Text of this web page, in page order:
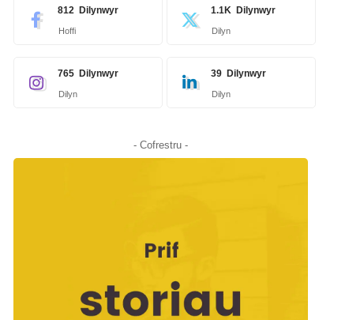
812 Dilynwyr
Hoffi
1.1K Dilynwyr
Dilyn
765 Dilynwyr
Dilyn
39 Dilynwyr
Dilyn
- Cofrestru -